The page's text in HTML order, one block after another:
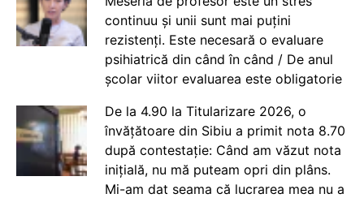
continuu și unii sunt mai puțini
rezistenți. Este necesară o evaluare
psihiatrică din când în când / De anul
școlar viitor evaluarea este obligatorie
De la 4.90 la Titularizare 2026, o
învățătoare din Sibiu a primit nota 8.70
după contestație: Când am văzut nota
inițială, nu mă puteam opri din plâns.
Mi-am dat seama că lucrarea mea nu a